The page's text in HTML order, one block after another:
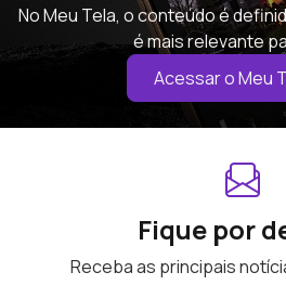
No Meu Tela, o conteúdo é
é mais relevante
Acessar o Meu
Fique por
Receba as principais